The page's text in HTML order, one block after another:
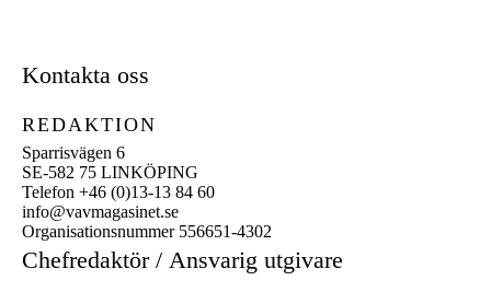
Kontakta oss
REDAKTION
Sparrisvägen 6
SE-582 75 LINKÖPING
Telefon +46 (0)13-13 84 60
info@vavmagasinet.se
Organisationsnummer 556651-4302
Chefredaktör / Ansvarig utgivare